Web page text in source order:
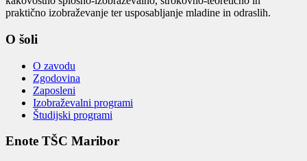
praktično izobraževanje ter usposabljanje mladine in odraslih.
O šoli
O zavodu
Zgodovina
Zaposleni
Izobraževalni programi
Študijski programi
Enote TŠC Maribor